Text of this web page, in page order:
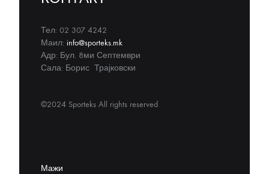
Тел: 02 307 4242
Маил: info@sporteks.mk
Адр: Бул. 8ми Септември
Сала: Борис Трајковски
©2024 Sporteks All rights reserved
Мажи